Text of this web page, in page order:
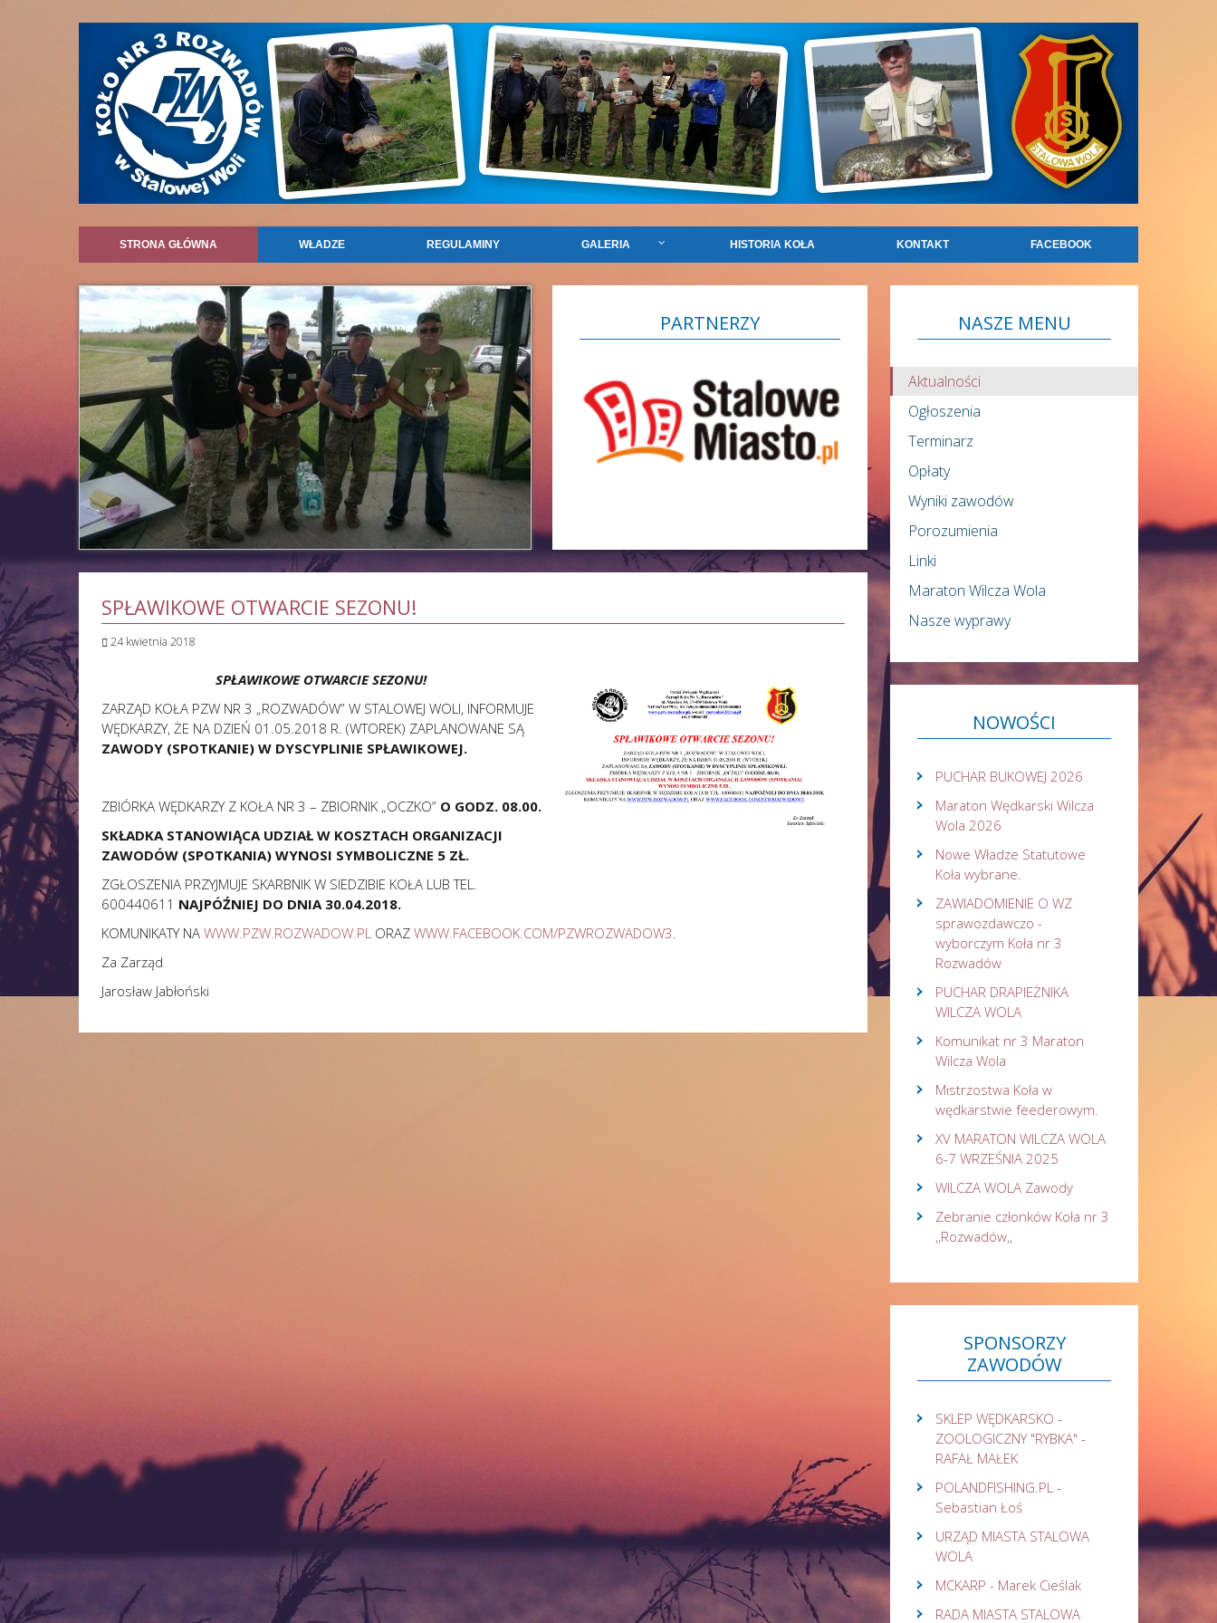
STRONA GŁÓWNA WŁADZE REGULAMINY GALERIA HISTORIA KOŁA KONTAKT FACEBOOK
PARTNERZY
SPŁAWIKOWE OTWARCIE SEZONU!
24 kwietnia 2018
SPŁAWIKOWE OTWARCIE SEZONU!
ZARZĄD KOŁA PZW NR 3 „ROZWADÓW” W STALOWEJ WOLI, INFORMUJE
WĘDKARZY, ŻE NA DZIEŃ 01.05.2018 R. (WTOREK) ZAPLANOWANE SĄ
ZAWODY (SPOTKANIE) W DYSCYPLINIE SPŁAWIKOWEJ.
ZBIÓRKA WĘDKARZY Z KOŁA NR 3 – ZBIORNIK „OCZKO” O GODZ. 08.00.
SKŁADKA STANOWIĄCA UDZIAŁ W KOSZTACH ORGANIZACJI
ZAWODÓW (SPOTKANIA) WYNOSI SYMBOLICZNE 5 ZŁ.
ZGŁOSZENIA PRZYJMUJE SKARBNIK W SIEDZIBIE KOŁA LUB TEL.
600440611 NAJPÓŹNIEJ DO DNIA 30.04.2018.
KOMUNIKATY NA WWW.PZW.ROZWADOW.PL ORAZ WWW.FACEBOOK.COM/PZWROZWADOW3.
Za Zarząd
Jarosław Jabłoński
NASZE MENU
Aktualności
Ogłoszenia
Terminarz
Opłaty
Wyniki zawodów
Porozumienia
Linki
Maraton Wilcza Wola
Nasze wyprawy
NOWOŚCI
PUCHAR BUKOWEJ 2026
Maraton Wędkarski Wilcza
Wola 2026
Nowe Władze Statutowe
Koła wybrane.
ZAWIADOMIENIE O WZ
sprawozdawczo -
wyborczym Koła nr 3
Rozwadów
PUCHAR DRAPIEŻNIKA
WILCZA WOLA
Komunikat nr 3 Maraton
Wilcza Wola
Mistrzostwa Koła w
wędkarstwie feederowym.
XV MARATON WILCZA WOLA
6-7 WRZEŚNIA 2025
WILCZA WOLA Zawody
Zebranie członków Koła nr 3
,,Rozwadów,,
SPONSORZY
ZAWODÓW
SKLEP WĘDKARSKO -
ZOOLOGICZNY "RYBKA" -
RAFAŁ MAŁEK
POLANDFISHING.PL -
Sebastian Łoś
URZĄD MIASTA STALOWA
WOLA
MCKARP - Marek Cieślak
RADA MIASTA STALOWA